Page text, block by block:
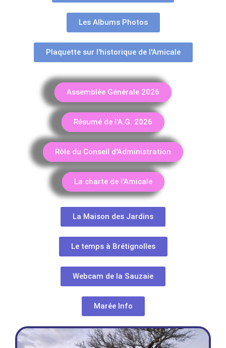
Les Albums Photos
Plaquette sur l'historique de l'Amicale
Assemblée Générale 2026
Résumé de l'A.G. 2026
Rôle du Conseil d'Administration
La charte de l'Amicale
La Maison des Jardins
Le temps à Brétignolles
Webcam de la Sauzaie
Marée Info